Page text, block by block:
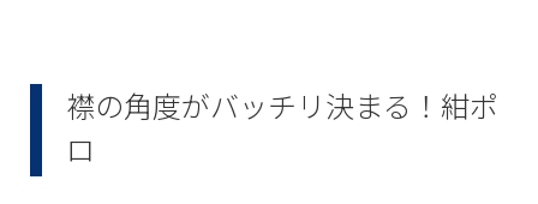
襟の角度がバッチリ決まる！紺ポ
ロ